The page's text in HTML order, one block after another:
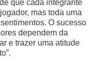
que cada integrante
mas toda uma
O sucesso
dependem da
e trazer uma atitude